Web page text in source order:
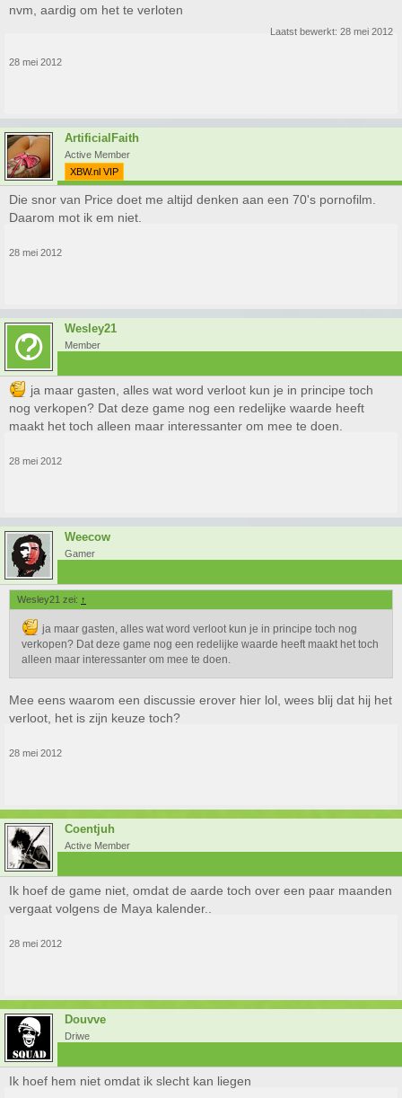
nvm, aardig om het te verloten
Laatst bewerkt: 28 mei 2012
28 mei 2012
ArtificialFaith
Active Member
XBW.nl VIP
Die snor van Price doet me altijd denken aan een 70's pornofilm.
Daarom mot ik em niet.
28 mei 2012
Wesley21
Member
ja maar gasten, alles wat word verloot kun je in principe toch
nog verkopen? Dat deze game nog een redelijke waarde heeft
maakt het toch alleen maar interessanter om mee te doen.
28 mei 2012
Weecow
Gamer
Wesley21 zei: ↑
ja maar gasten, alles wat word verloot kun je in principe toch nog
verkopen? Dat deze game nog een redelijke waarde heeft maakt het toch
alleen maar interessanter om mee te doen.
Mee eens waarom een discussie erover hier lol, wees blij dat hij het
verloot, het is zijn keuze toch?
28 mei 2012
Coentjuh
Active Member
Ik hoef de game niet, omdat de aarde toch over een paar maanden
vergaat volgens de Maya kalender..
28 mei 2012
Douvve
Driwe
Ik hoef hem niet omdat ik slecht kan liegen